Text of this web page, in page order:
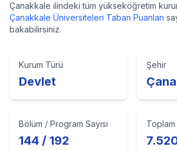
Çanakkale ilindeki tüm yükseköğretim
Çanakkale Üniversiteleri Taban Puanları
bakabilirsiniz.
Kurum Türü
Devlet
Şehir
Bölüm / Program Sayısı
144 / 192